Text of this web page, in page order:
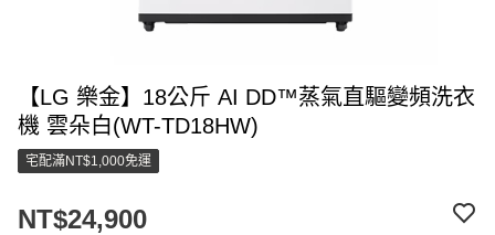
【LG 樂金】18公斤 AI DD™蒸氣直驅變頻洗衣
機 雲朵白(WT-TD18HW)
宅配滿NT$1,000免運
NT$24,900